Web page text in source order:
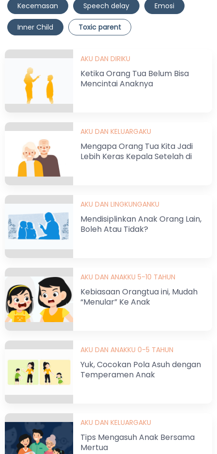
Kecemasan Speech delay Emosi
Inner Child Toxic parent
AKU DAN DIRIKU
Ketika Orang Tua Belum Bisa
Mencintai Anaknya
AKU DAN KELUARGAKU
Mengapa Orang Tua Kita Jadi
Lebih Keras Kepala Setelah di
AKU DAN LINGKUNGANKU
Mendisiplinkan Anak Orang Lain,
Boleh Atau Tidak?
AKU DAN ANAKKU 5-10 TAHUN
Kebiasaan Orangtua ini, Mudah
“Menular” Ke Anak
AKU DAN ANAKKU 0-5 TAHUN
Yuk, Cocokan Pola Asuh dengan
Temperamen Anak
AKU DAN KELUARGAKU
Tips Mengasuh Anak Bersama
Mertua